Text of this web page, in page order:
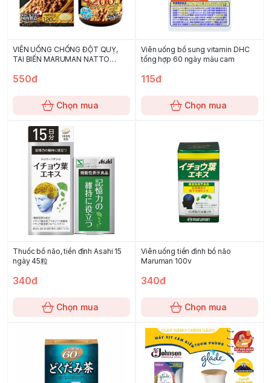
VIÊN UỐNG CHỐNG ĐỘT QUỴ,
TAI BIẾN MARUMAN NATTO
550đ
Chọn mua
Viên uống bổ sung vitamin DHC
tổng hợp 60 ngày màu cam
115đ
Chọn mua
Thuốc bổ não, tiền đình Asahi 15
ngày 45粒
340đ
Chọn mua
Viên uống tiền đình bổ não
Maruman 100v
340đ
Chọn mua